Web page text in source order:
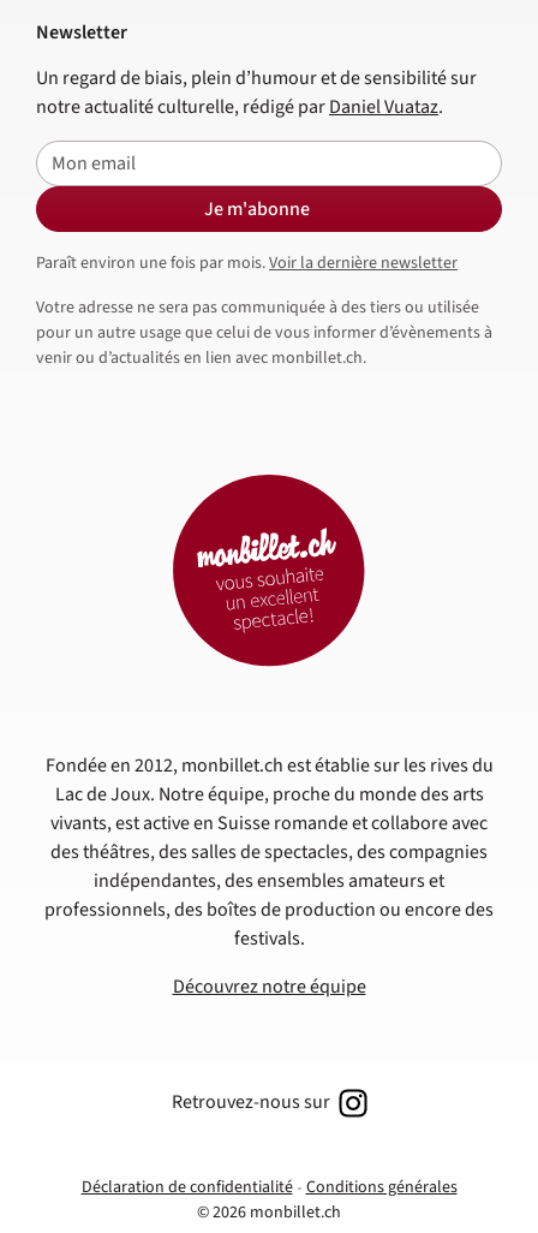
Fondée en 2012, monbillet.ch est établie sur les rives du
Lac de Joux. Notre équipe, proche du monde des arts
vivants, est active en Suisse romande et collabore avec
des théâtres, des salles de spectacles, des compagnies
indépendantes, des ensembles amateurs et
professionnels, des boîtes de production ou encore des
festivals.
Découvrez notre équipe
Newsletter
Un regard de biais, plein d’humour et de sensibilité sur
notre actualité culturelle, rédigé parDaniel Vuataz.
E-mail
Je m'abonne
Paraît environ une fois par mois.Voir la dernière newsletter
Votre adresse ne sera pas communiquée à des tiers ou utilisée
pour un autre usage que celui de vous informer d’évènements à
venir ou d’actualités en lien avec monbillet.ch.
Déclaration de confidentialité Conditions générales
© 2026 monbillet.ch
Retrouvez-nous sur